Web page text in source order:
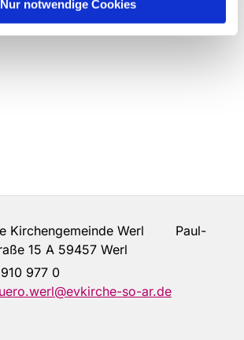
Nur notwendige Cookies
Kirchengemeinde Werl Paul-
15 A 59457 Werl
977 0
so-ar.de